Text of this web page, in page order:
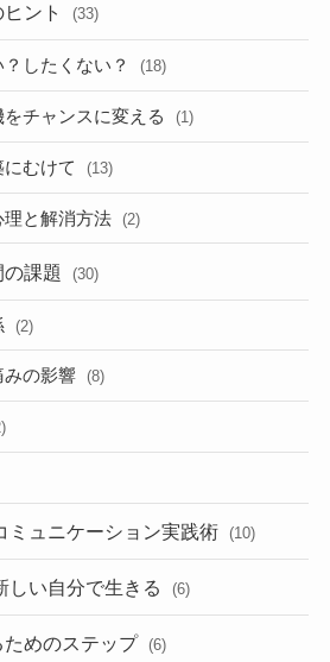
ント (33)
したくない？ (18)
チャンスに変える (1)
むけて (13)
と解消方法 (2)
課題 (30)
(2)
みの影響 (8)
ミュニケーション実践術 (10)
しい自分で生きる (6)
ためのステップ (6)